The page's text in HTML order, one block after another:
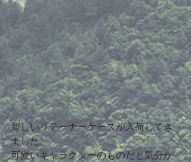
新しいリテーナーケースが入荷してき
ました。
可愛いキャラクターのものだと気分が